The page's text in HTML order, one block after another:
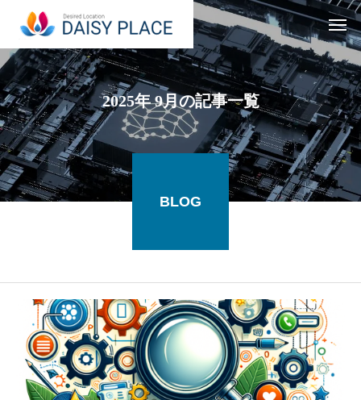
2025年 9月の記事一覧
BLOG